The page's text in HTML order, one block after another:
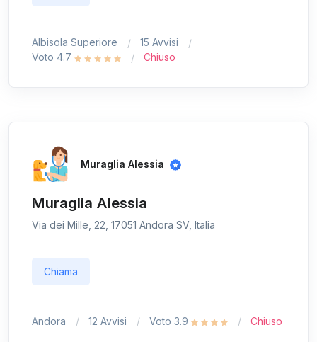
Albisola Superiore
15 Avvisi
Voto 4.7
Chiuso
Muraglia Alessia
Muraglia Alessia
Via dei Mille, 22, 17051 Andora SV, Italia
Chiama
Andora 12 Avvisi Voto 3.9 Chiuso